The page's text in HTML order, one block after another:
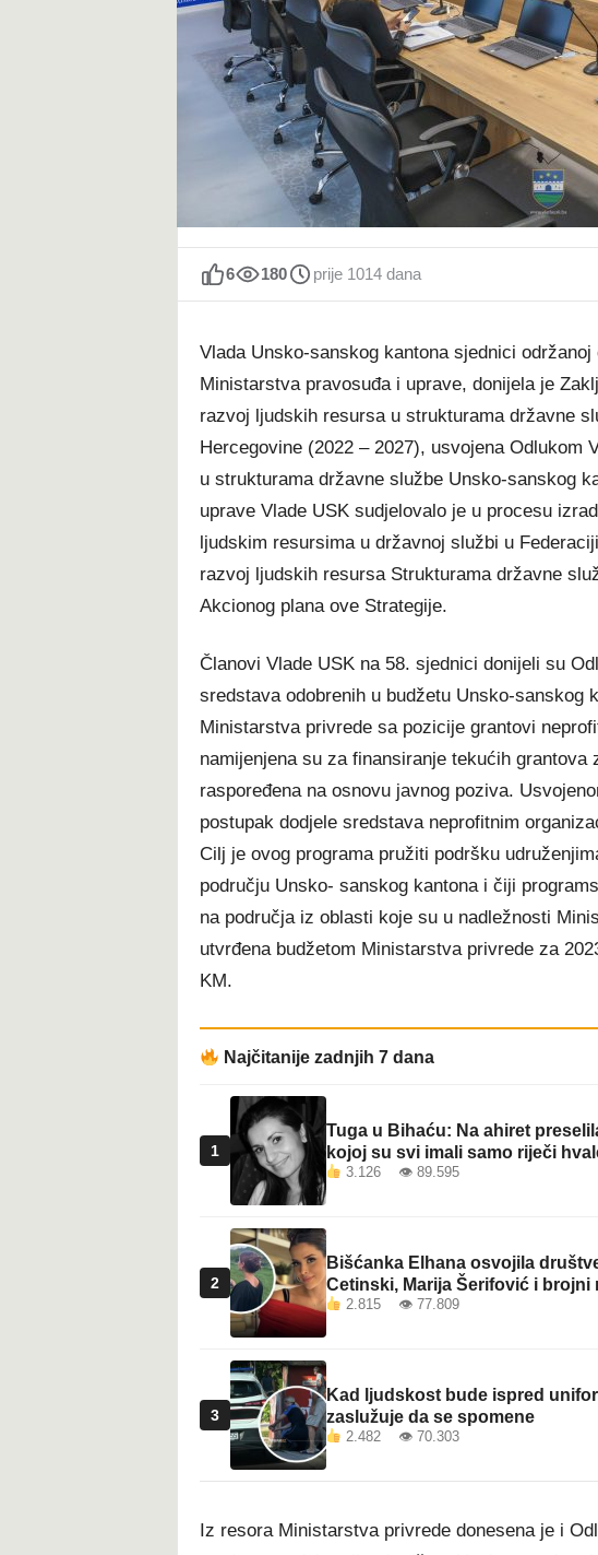
t
6 180 prije 1014 dana
Vlada Unsko-sanskog kantona sjednici
Ministarstva pravosuđa i uprave, donijela je
razvoj ljudskih resursa u strukturama državne
Hercegovine (2022 – 2027), usvojena Odlukom
u strukturama državne službe Unsko-sanskog
uprave Vlade USK sudjelovalo je u procesu
ljudskim resursima u državnoj službi u
razvoj ljudskih resursa Strukturama državne
Akcionog plana ove Strategije.
Članovi Vlade USK na 58. sjednici donijeli su
sredstava odobrenih u budžetu Unsko-sanskog
Ministarstva privrede sa pozicije grantovi
namijenjena su za finansiranje tekućih grantova
raspoređena na osnovu javnog poziva.
postupak dodjele sredstava neprofitnim
Cilj je ovog programa pružiti podršku
području Unsko- sanskog kantona i čiji
na područja iz oblasti koje su u nadležnosti
utvrđena budžetom Ministarstva privrede za
KM.
Najčitanije zadnjih 7 dana
1
Tuga u Bihaću: Na ahiret
kojoj su svi imali samo riječi
3.126 👁 89.595
2
Bišćanka Elhana osvojila
Cetinski, Marija Šerifović i brojni
2.815 👁 77.809
3
Kad ljudskost bude ispred
zaslužuje da se spomene
2.482 👁 70.303
Iz resora Ministarstva privrede donesena je i